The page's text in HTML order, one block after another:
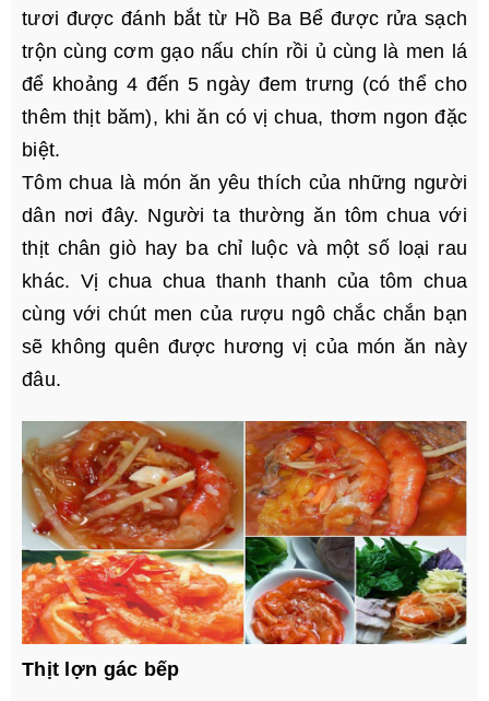
tươi được đánh bắt từ Hồ Ba Bể được rửa sạch
trộn cùng cơm gạo nấu chín rồi ủ cùng là men lá
để khoảng 4 đến 5 ngày đem trưng (có thể cho
thêm thịt băm), khi ăn có vị chua, thơm ngon đặc
biệt.
Tôm chua là món ăn yêu thích của những người
dân nơi đây. Người ta thường ăn tôm chua với
thịt chân giò hay ba chỉ luộc và một số loại rau
khác. Vị chua chua thanh thanh của tôm chua
cùng với chút men của rượu ngô chắc chắn bạn
sẽ không quên được hương vị của món ăn này
đâu.
Thịt lợn gác bếp